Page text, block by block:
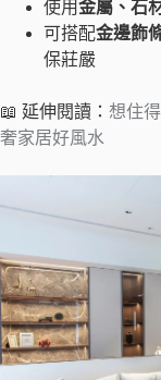
使用金屬、石
可搭配金邊飾
保莊嚴
📖 延伸閱讀： 想住
奢家居好風水